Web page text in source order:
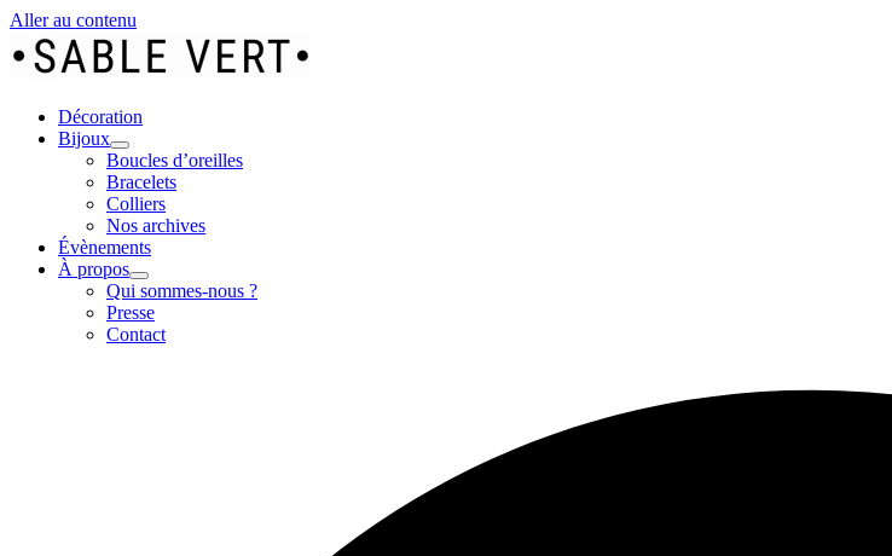
Aller au contenu
Décoration
Bijoux
Boucles d’oreilles
Bracelets
Colliers
Nos archives
Évènements
À propos
Qui sommes-nous ?
Presse
Contact